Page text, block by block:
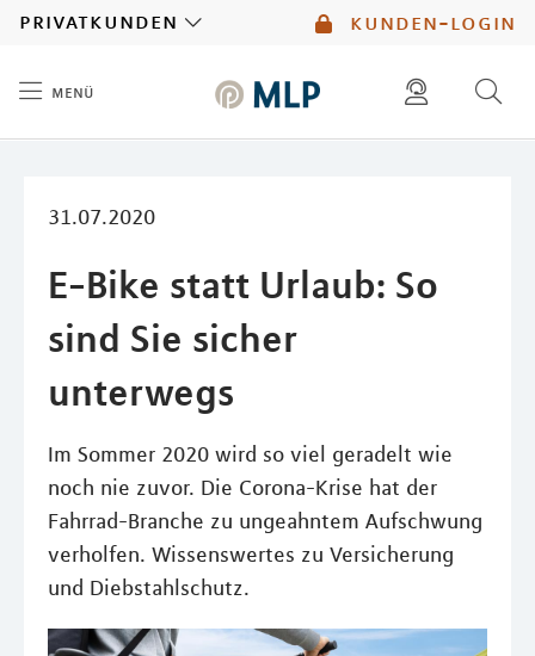
kunden-login
privatkunden
menü
31.07.2020
E-Bike statt Urlaub: So
sind Sie sicher
unterwegs
Im Sommer 2020 wird so viel geradelt wie
noch nie zuvor. Die Corona-Krise hat der
Fahrrad-Branche zu ungeahntem Aufschwung
verholfen. Wissenswertes zu Versicherung
und Diebstahlschutz.